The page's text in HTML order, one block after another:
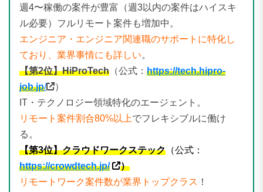
週4〜稼働の案件が豊富（週3以内の案件はハイスキ
ル必要）フルリモート案件も増加中。
エンジニア・エンジニア関連職のサポートに特化し
ており、業界事情にも詳しい。
【第2位】HiProTech （公式： https://tech.hipro-
job.jp/
）
IT・テクノロジー領域特化のエージェント。
リモート案件割合80%以上でフレキシブルに働け
る。
【第3位】クラウドワークステック （公式：
https://crowdtech.jp/
）
リモートワーク案件数が業界トップクラス ！